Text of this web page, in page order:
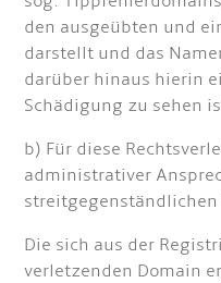
den ausgeübten und
darstellt und das
darüber hinaus hierin
Schädigung zu sehen
b) Für diese
administrativer
streitgegenständlichen
Die sich aus der
verletzenden Domain